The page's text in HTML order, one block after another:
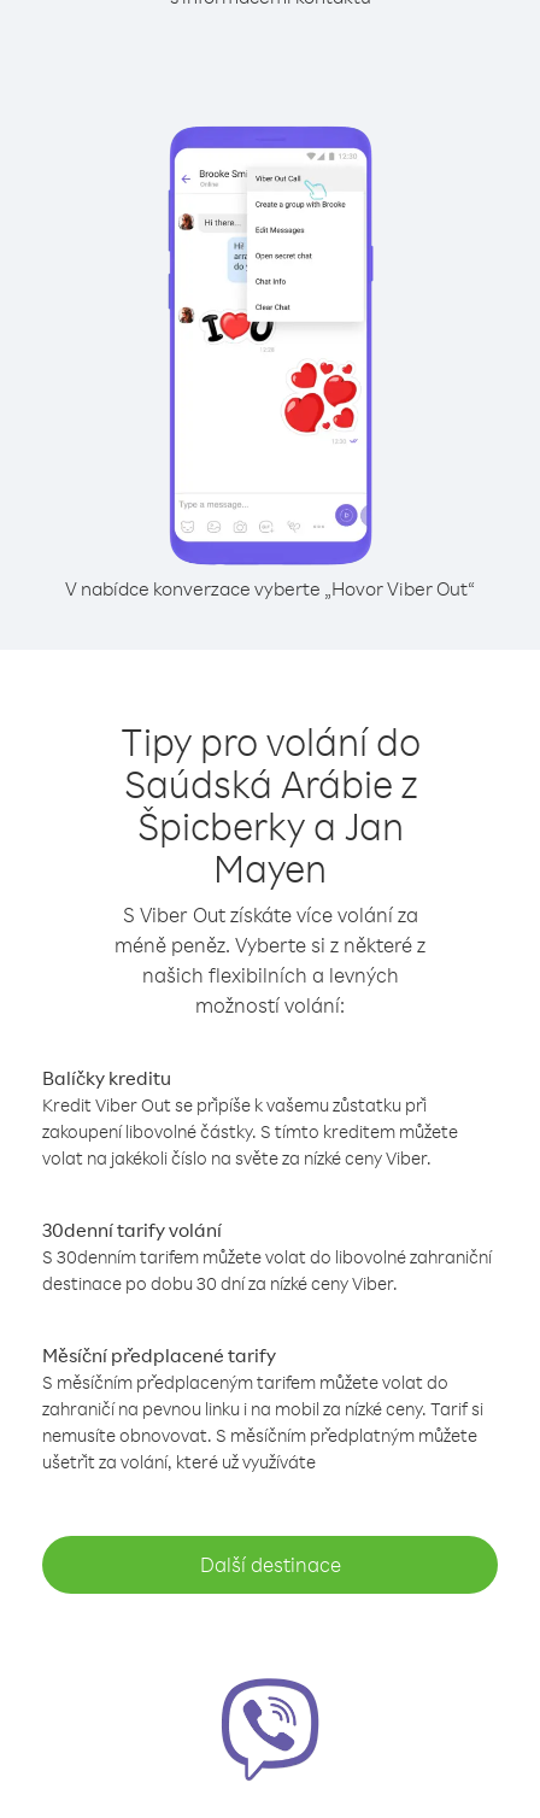
V nabídce konverzace vyberte „Hovor Viber Out“
Tipy pro volání do
Saúdská Arábie z
Špicberky a Jan
Mayen
S Viber Out získáte více volání za
méně peněz. Vyberte si z některé z
našich flexibilních a levných
možností volání:
Balíčky kreditu
Kredit Viber Out se připíše k vašemu zůstatku při
zakoupení libovolné částky. S tímto kreditem můžete
volat na jakékoli číslo na světe za nízké ceny Viber.
30denní tarify volání
S 30denním tarifem můžete volat do libovolné zahraniční
destinace po dobu 30 dní za nízké ceny Viber.
Měsíční předplacené tarify
S měsíčním předplaceným tarifem můžete volat do
zahraničí na pevnou linku i na mobil za nízké ceny. Tarif si
nemusíte obnovovat. S měsíčním předplatným můžete
ušetřit za volání, které už využíváte
Další destinace